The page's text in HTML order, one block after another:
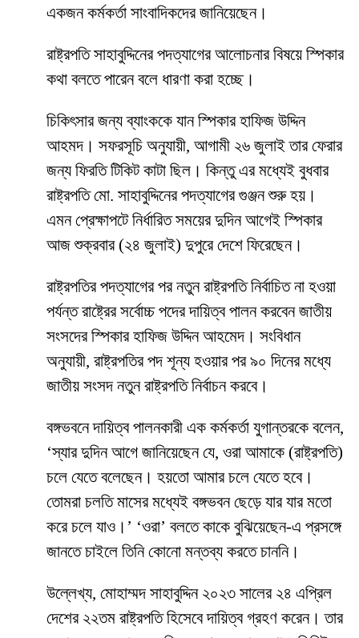
একজন কর্মকর্তা সাংবাদিকদের জানিয়েছেন।
রাষ্ট্রপতি সাহাবুদ্দিনের পদত্যাগের আলোচনার বিষয়ে স্পিকার
কথা বলতে পারেন বলে ধারণা করা হচ্ছে।
চিকিৎসার জন্য ব্যাংককে যান স্পিকার হাফিজ উদ্দিন
আহমদ। সফরসূচি অনুযায়ী, আগামী ২৬ জুলাই তার ফেরার
জন্য ফিরতি টিকিট কাটা ছিল। কিন্তু এর মধ্যেই বুধবার
রাষ্ট্রপতি মো. সাহাবুদ্দিনের পদত্যাগের গুঞ্জন শুরু হয়।
এমন প্রেক্ষাপটে নির্ধারিত সময়ের দুদিন আগেই স্পিকার
আজ শুক্রবার (২৪ জুলাই) দুপুরে দেশে ফিরেছেন।
রাষ্ট্রপতির পদত্যাগের পর নতুন রাষ্ট্রপতি নির্বাচিত না হওয়া
পর্যন্ত রাষ্ট্রের সর্বোচ্চ পদের দায়িত্ব পালন করবেন জাতীয়
সংসদের স্পিকার হাফিজ উদ্দিন আহমেদ। সংবিধান
অনুযায়ী, রাষ্ট্রপতির পদ শূন্য হওয়ার পর ৯০ দিনের মধ্যে
জাতীয় সংসদ নতুন রাষ্ট্রপতি নির্বাচন করবে।
বঙ্গভবনে দায়িত্ব পালনকারী এক কর্মকর্তা যুগান্তরকে বলেন,
‘স্যার দুদিন আগে জানিয়েছেন যে, ওরা আমাকে (রাষ্ট্রপতি)
চলে যেতে বলেছেন। হয়তো আমার চলে যেতে হবে।
তোমরা চলতি মাসের মধ্যেই বঙ্গভবন ছেড়ে যার যার মতো
করে চলে যাও।’ ‘ওরা’ বলতে কাকে বুঝিয়েছেন-এ প্রসঙ্গে
জানতে চাইলে তিনি কোনো মন্তব্য করতে চাননি।
উল্লেখ্য, মোহাম্মদ সাহাবুদ্দিন ২০২৩ সালের ২৪ এপ্রিল
দেশের ২২তম রাষ্ট্রপতি হিসেবে দায়িত্ব গ্রহণ করেন। তার